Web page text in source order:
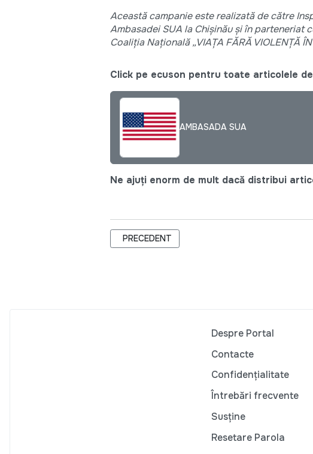
Această campanie este realizată de către
Ambasadei SUA la Chișinău și în parteneriat
Coaliția Națională „VIAȚA FĂRĂ VIOLENȚĂ ÎN
Click pe ecuson pentru toate articolele
AMBASADA SUA
Ne ajuți enorm de mult dacă distribui
ARTICOL PRECEDENT: MICII ANTREPRENORI
PRECEDENT
Despre Portal
Contacte
Confidențialitate
Întrebări frecvente
Susține
Resetare Parola